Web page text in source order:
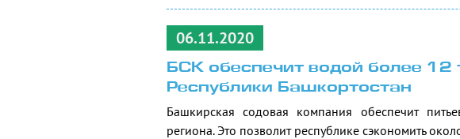
06.11.2020
БСК обеспечит водой более 12
Республики Башкортостан
Башкирская содовая компания обеспечит
региона. Это позволит республике сэкономить